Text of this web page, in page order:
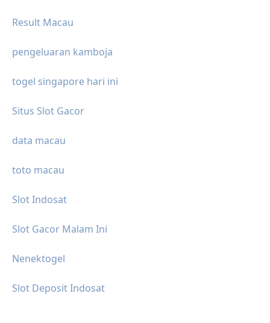
Result Macau
pengeluaran kamboja
togel singapore hari ini
Situs Slot Gacor
data macau
toto macau
Slot Indosat
Slot Gacor Malam Ini
Nenektogel
Slot Deposit Indosat